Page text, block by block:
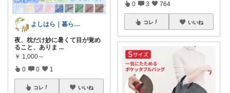
よしはら｜暮らしとギフトのROOM
夜、枕だけ妙に暑くて目が覚め
ること、ありま ...
￥ 1,000～
0 0 1
コレ いいね
0 3 764
コレ いいね